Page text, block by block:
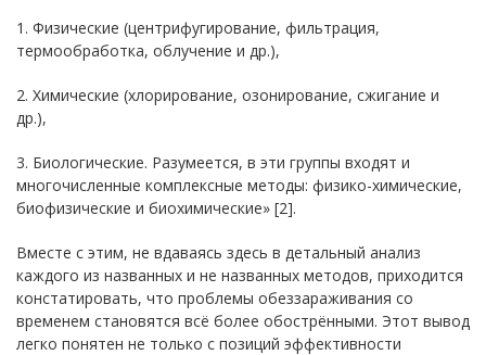
1. Физические (центрифугирование, фильтрация,
термообработка, облучение и др.),
2. Химические (хлорирование, озонирование, сжигание и
др.),
3. Биологические. Разумеется, в эти группы входят и
многочисленные комплексные методы: физико-химические,
биофизические и биохимические» [2].
Вместе с этим, не вдаваясь здесь в детальный анализ
каждого из названных и не названных методов, приходится
констатировать, что проблемы обеззараживания со
временем становятся всё более обострёнными. Этот вывод
легко понятен не только с позиций эффективности